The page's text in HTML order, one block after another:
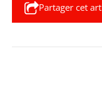
Partager cet